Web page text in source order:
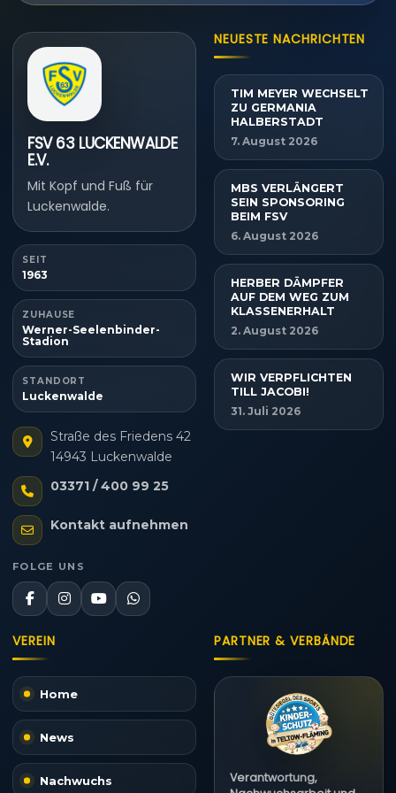
FSV 63 LUCKENWALDE
E.V.
Mit Kopf und Fuß für
Luckenwalde.
SEIT
1963
ZUHAUSE
Werner-Seelenbinder-
Stadion
STANDORT
Luckenwalde
Straße des Friedens 42
14943 Luckenwalde
03371 / 400 99 25
Kontakt aufnehmen
FOLGE UNS
NEUESTE NACHRICHTEN
TIM MEYER WECHSELT
ZU GERMANIA
HALBERSTADT
7. August 2026
MBS VERLÄNGERT
SEIN SPONSORING
BEIM FSV
6. August 2026
HERBER DÄMPFER
AUF DEM WEG ZUM
KLASSENERHALT
2. August 2026
WIR VERPFLICHTEN
TILL JACOBI!
31. Juli 2026
VEREIN
Home
News
Nachwuchs
PARTNER & VERBÄNDE
Verantwortung,